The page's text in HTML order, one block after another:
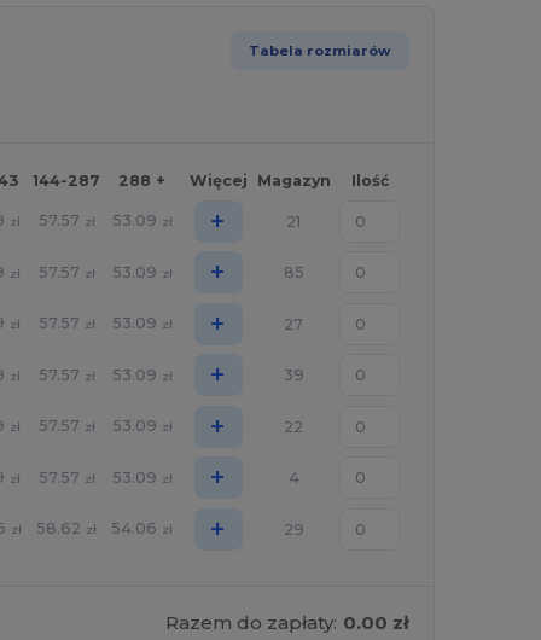
Tabela rozmiarów
144-287 288 + Więcej Magazyn Ilość
zł 57.57 zł 53.09 zł + 21
zł 57.57 zł 53.09 zł + 85
zł 57.57 zł 53.09 zł + 27
zł 57.57 zł 53.09 zł + 39
zł 57.57 zł 53.09 zł + 22
zł 57.57 zł 53.09 zł + 4
zł 58.62 zł 54.06 zł + 29
Razem do zapłaty: 0.00 zł